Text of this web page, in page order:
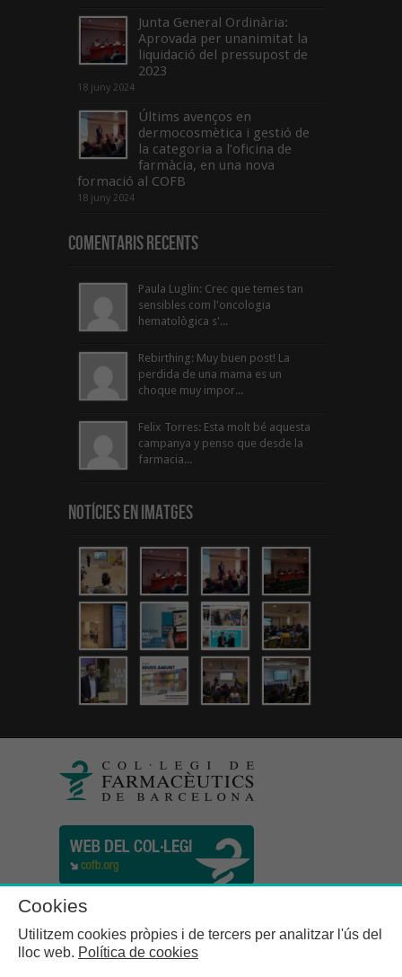
Junta General Ordinària:
Aprovada per unanimitat la
liquidació del pressupost de
2023
18 juny 2024
Últims avenços en
dermocosmètica i gestió de
la categoria a l’oficina de
farmàcia, en una nova
formació al COFB
18 juny 2024
Comentaris Recents
Paula Luglin: Crec que temes tan
sensibles com l'oncologia
hematològica s'...
Rebirthing: Muy buen post! La
perdida de una mama es un
choque muy impor...
Felix Torres: Esta molt bé aquesta
campanya y penso que desde la
farmacia...
Notícies en Imatges
Cookies
Utilitzem cookies pròpies i de tercers per analitzar l'ús del
lloc web. Política de cookies